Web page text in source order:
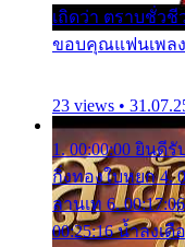
เถิดว่า ตราบชั่ว
ขอบคุณแฟนเพลง
23 views •
1. 00:00:00 ยินดีรั
กิ่งทองใบหยก 4.
ลานเท 6.
00:25:16 น้ำลงเ